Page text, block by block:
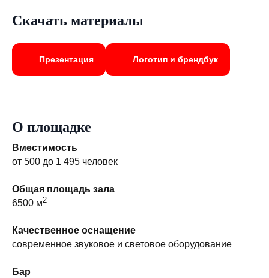
Скачать материалы
Презентация Логотип и брендбук
О площадке
Вместимость
от 500 до 1 495 человек
Общая площадь зала
6500 м2
Качественное оснащение
cовременное звуковое и световое оборудование
Бар